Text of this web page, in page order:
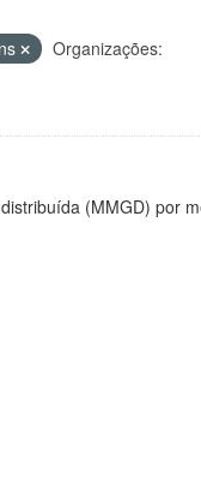
Organizações:
(MMGD) por